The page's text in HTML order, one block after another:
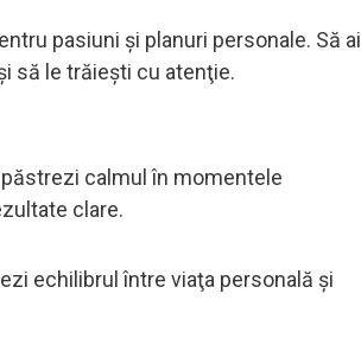
pasiuni şi planuri personale. Să ai
să le trăieşti cu atenţie.
calmul în momentele
clare.
echilibrul între viaţa personală şi